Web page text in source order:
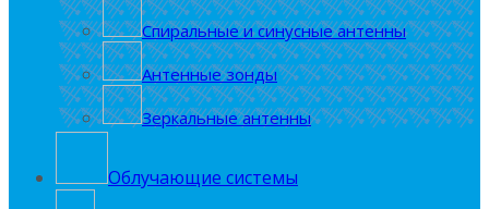
Спиральные и синусные антенны
Антенные зонды
Зеркальные антенны
Облучающие системы